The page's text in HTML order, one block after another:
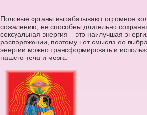
Половые органы вырабатывают огромное
сожалению, не способны длительно
сексуальная энергия – это наилучшая
распоряжении, поэтому нет смысла ее
энергии можно трансформировать и
нашего тела и мозга.